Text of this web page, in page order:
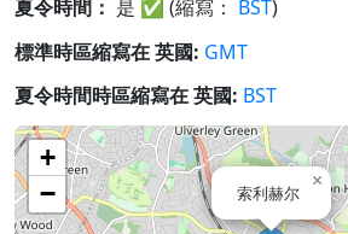
夏令時間： 是 ✅ (縮寫： BST)
標準時區縮寫在 英國: GMT
夏令時間時區縮寫在 英國: BST
索利赫尔
×
+
−